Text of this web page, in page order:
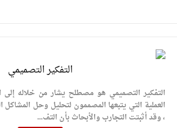
التفكير التصميمي
التفكير التصميمي هو مصطلح يشار من خلاله إلى
، وقد أثبتت التجارب والأبحاث بأن التف...